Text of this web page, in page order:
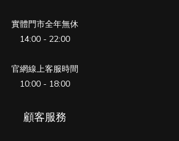
實體門市全年無休
14:00 - 22:00
官網線上客服時間
10:00 - 18:00
顧客服務